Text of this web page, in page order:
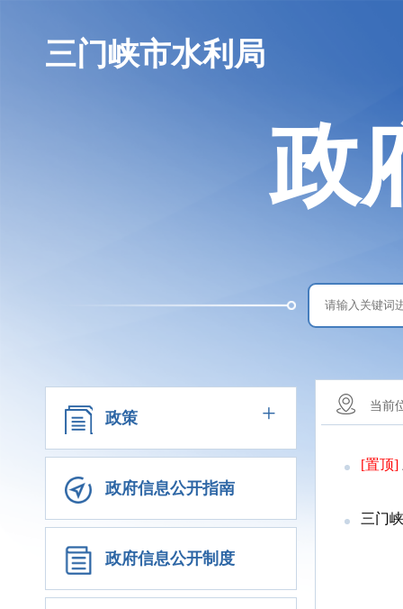
三门峡市水利局
政
政策 +
政府信息公开指南
政府信息公开制度
当前
[置顶]
三门